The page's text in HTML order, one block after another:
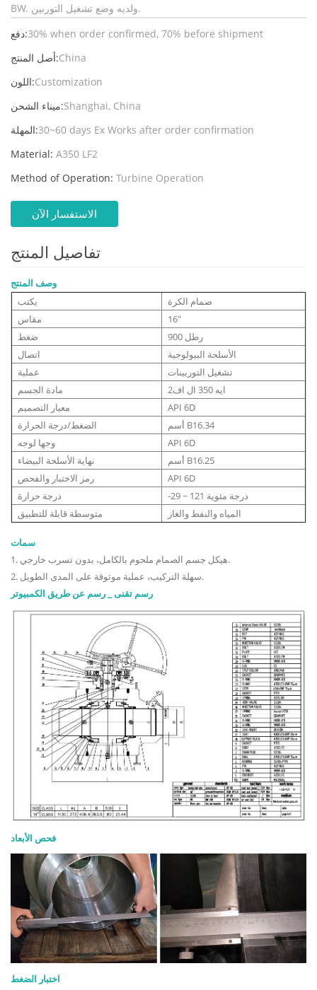
BW. ولديه وضع تشغيل التوربين.
دفع:30% when order confirmed, 70% before shipment
أصل المنتج:China
اللون:Customization
ميناء الشحن:Shanghai, China
المهلة:30~60 days Ex Works after order confirmation
Material: A350 LF2
Method of Operation: Turbine Operation
الاستفسار الآن
تفاصيل المنتج
وصف المنتج
يكتب
صمام الكرة
مقاس
16"
ضغط
900 رطل
اتصال
الأسلحة البيولوجية
عملية
تشغيل التوربينات
مادة الجسم
ايه 350 ال اف2
معيار التصميم
API 6D
الضغط/درجة الحرارة
أسم B16.34
وجها لوجه
API 6D
نهاية الأسلحة البيضاء
أسم B16.25
رمز الاختبار والفحص
API 6D
درجة حرارة
-29 ~ 121 درجة مئوية
متوسطة قابلة للتطبيق
المياه والنفط والغاز
سمات
1. هيكل جسم الصمام ملحوم بالكامل، بدون تسرب خارجي.
2. سهلة التركيب، عملية موثوقة على المدى الطويل.
رسم تقنى _ رسم عن طريق الكمبيوتر
فحص الأبعاد
اختبار الضغط